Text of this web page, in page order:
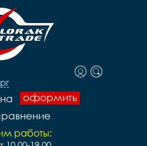
оформить
работы: